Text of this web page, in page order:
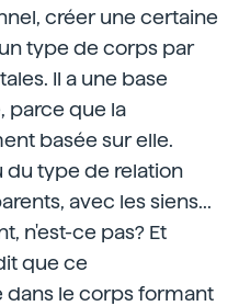
créer une certaine
type de corps par
Il a une base
parce que la
basée sur elle.
du type de relation
avec les siens...
n'est-ce pas? Et
que ce
le corps formant